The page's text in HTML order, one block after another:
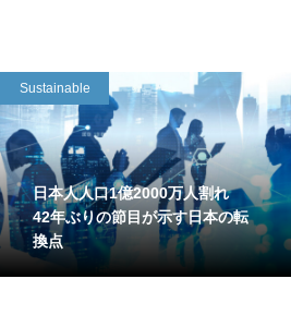
Sustainable
日本人人口1億2000万人割れ
42年ぶりの節目が示す日本の転
換点